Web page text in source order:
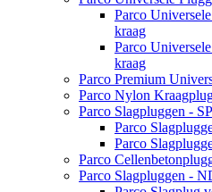
Parco
kraag
Parco
kraag
Parco Premium
Parco Nylon
Parco Slagpluggen - SP
Parco
Parco
Parco
Parco Slagpluggen -